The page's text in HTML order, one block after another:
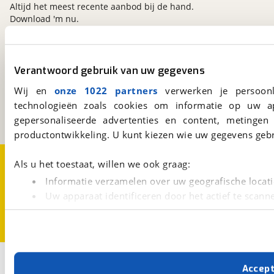
Verantwoord gebruik van uw gegevens
Wij en onze 1022 partners verwerken je
technologieën zoals cookies om informatie op
gepersonaliseerde advertenties en content,
productontwikkeling. U kunt kiezen wie uw gegevens
Als u het toestaat, willen we ook graag:
Informatie verzamelen over uw geografische
Uw apparaat identificeren door het actief te
Lees meer over hoe uw persoonlijke gegevens worden
Met cookies en vergelijkbare technieken zorgen we
cookies zorgen ervoor dat de website goed werkt.
viaBOVAG.nl
3981 AJ
Bunnik
Een initiatief van
BOVAG
Altijd het meest recente aanbod bij de hand.
Download 'm nu.
Over viaBOVAG.nl
Disclaimer- en Privacyverklaring
CookievoorkeurenVacatures